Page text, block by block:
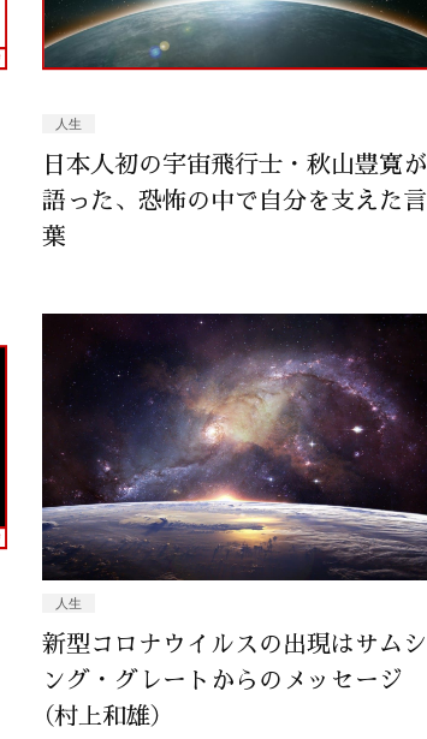
人生
日本人初の宇宙飛行士・秋山豊寛が
語った、恐怖の中で自分を支えた言
葉
人生
新型コロナウイルスの出現はサムシ
ング・グレートからのメッセージ
（村上和雄）